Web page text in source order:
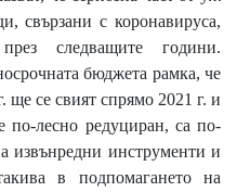
свързани с коронавируса,
следващите години.
бюджета рамка, че
ще се свият спрямо 2021 г. и
по-лесно редуциран, са по-
извънредни инструменти и
в подпомагането на